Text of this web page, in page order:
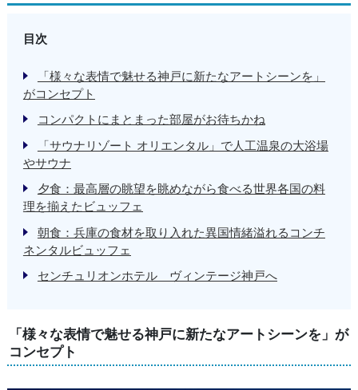
目次
「様々な表情で魅せる神戸に新たなアートシーンを」
がコンセプト
コンパクトにまとまった部屋がお待ちかね
「サウナリゾート オリエンタル」で人工温泉の大浴場
やサウナ
夕食：最高層の眺望を眺めながら食べる世界各国の料
理を揃えたビュッフェ
朝食：兵庫の食材を取り入れた異国情緒溢れるコンチ
ネンタルビュッフェ
センチュリオンホテル ヴィンテージ神戸へ
「様々な表情で魅せる神戸に新たなアートシーンを」が
コンセプト